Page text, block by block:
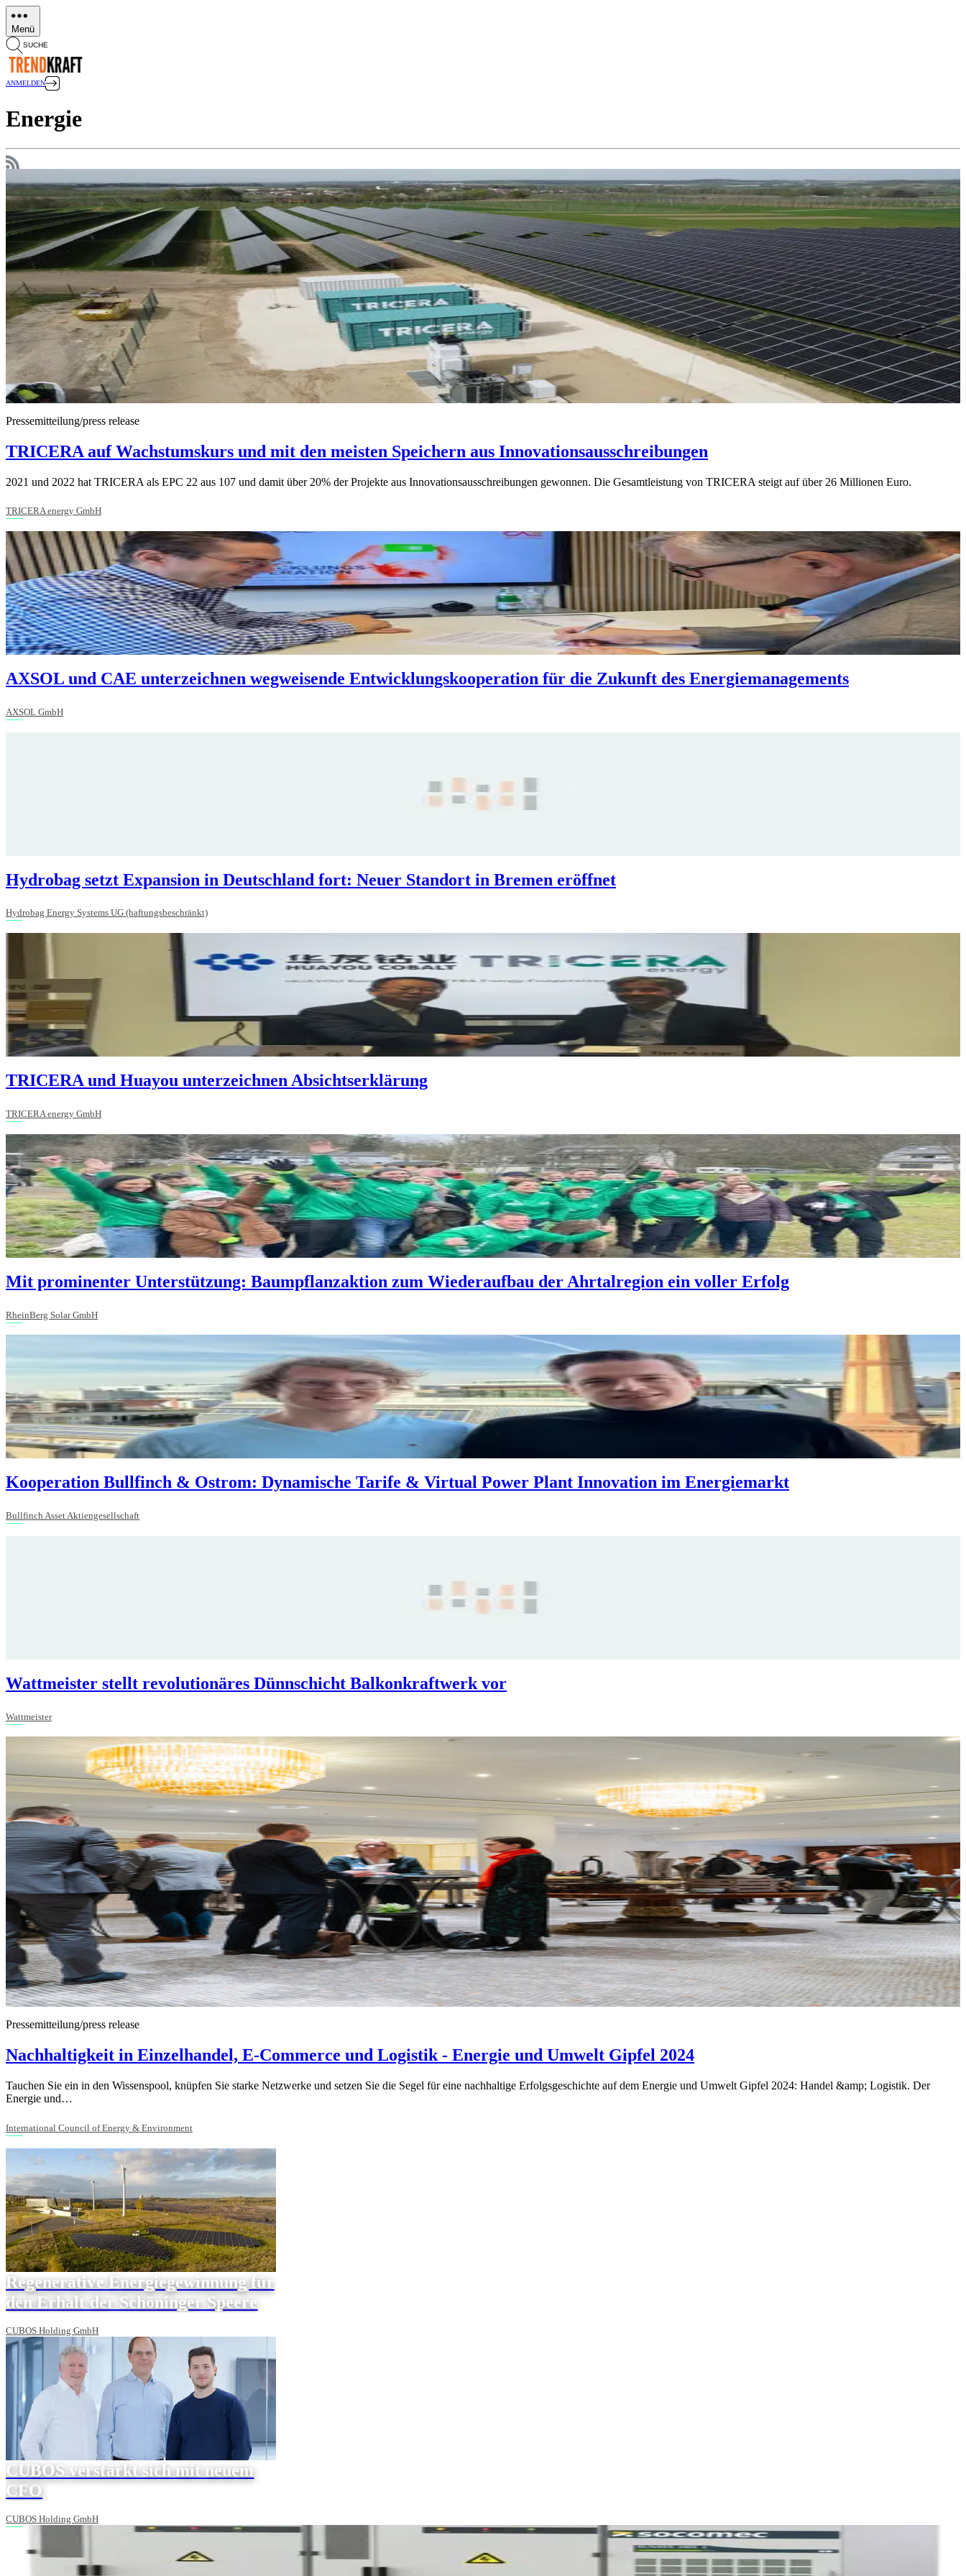
Direkt
zum
Inhalt
Menü
SUCHE
ANMELDEN
Energie
Pressemitteilung/press release
TRICERA auf Wachstumskurs und mit den meisten Speichern aus Innovationsausschreibungen
2021 und 2022 hat TRICERA als EPC 22 aus 107 und damit über 20% der Projekte aus Innovationsausschreibungen gewonnen. Die Gesamtleistung von TRICERA steigt auf über 26 Millionen Euro.
TRICERA energy GmbH
AXSOL und CAE unterzeichnen wegweisende Entwicklungskooperation für die Zukunft des Energiemanagements
AXSOL GmbH
Hydrobag setzt Expansion in Deutschland fort: Neuer Standort in Bremen eröffnet
Hydrobag Energy Systems UG (haftungsbeschränkt)
TRICERA und Huayou unterzeichnen Absichtserklärung
TRICERA energy GmbH
Mit prominenter Unterstützung: Baumpflanzaktion zum Wiederaufbau der Ahrtalregion ein voller Erfolg
RheinBerg Solar GmbH
Kooperation Bullfinch & Ostrom: Dynamische Tarife & Virtual Power Plant Innovation im Energiemarkt
Bullfinch Asset Aktiengesellschaft
Wattmeister stellt revolutionäres Dünnschicht Balkonkraftwerk vor
Wattmeister
Pressemitteilung/press release
Nachhaltigkeit in Einzelhandel, E-Commerce und Logistik - Energie und Umwelt Gipfel 2024
Tauchen Sie ein in den Wissenspool, knüpfen Sie starke Netzwerke und setzen Sie die Segel für eine nachhaltige Erfolgsgeschichte auf dem Energie und Umwelt Gipfel 2024: Handel &amp; Logistik. Der
Energie und…
International Council of Energy & Environment
Regenerative Energiegewinnung für
den Erhalt der Schöninger Speere
CUBOS Holding GmbH
CUBOS verstärkt sich mit neuem
CFO
CUBOS Holding GmbH